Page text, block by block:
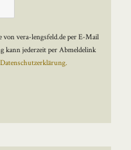
von vera-lengsfeld.de per E-Mail
jederzeit per Abmeldelink
Datenschutzerklärung.